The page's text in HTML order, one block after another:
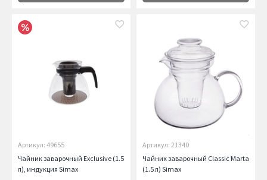
Артикул: 49655
Чайник заварочный Exclusive (1.5
л), индукция Simax
Артикул: 21340
Чайник заварочный Classic Marta
(1.5 л) Simax